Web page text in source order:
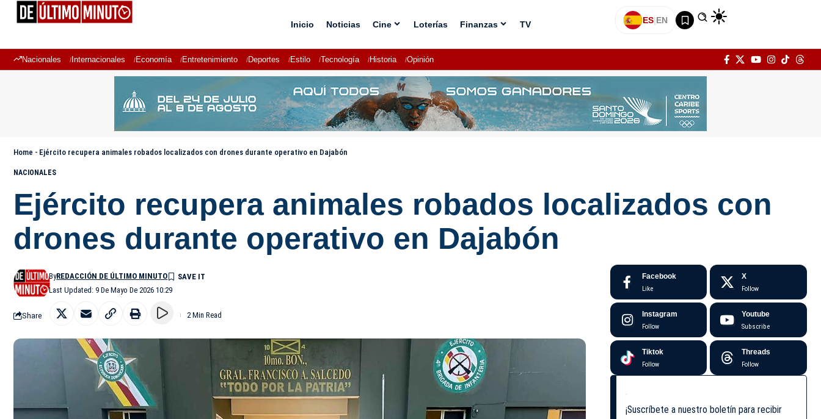
Inicio Noticias Cine Loterías Finanzas TV ES|EN
Nacionales Internacionales Economía Entretenimiento Deportes Estilo Tecnología Historia Opinión
Home - Ejército recupera animales robados localizados con drones durante operativo en Dajabón
NACIONALES
Ejército recupera animales robados localizados con
drones durante operativo en Dajabón
Last Updated: 9 De Mayo De 2026 10:29
ByREDACCIÓN DE ÚLTIMO MINUTO
Share 2 Min Read
Facebook
Like
X
Follow
Instagram
Follow
Youtube
Subscribe
Tiktok
Follow
Threads
Follow
¡Suscríbete a nuestro boletín para recibir